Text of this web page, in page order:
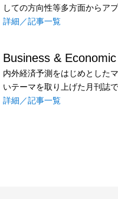
しての方向性等多方面からア
詳細／記事一覧
Business &
内外経済予測をはじめとした
いテーマを取り上げた月刊誌
詳細／記事一覧